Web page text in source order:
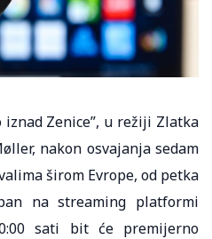
Zenice”, u režiji Zlatka
nakon osvajanja sedam
širom Evrope, od petka
na streaming platformi
sati bit će premijerno